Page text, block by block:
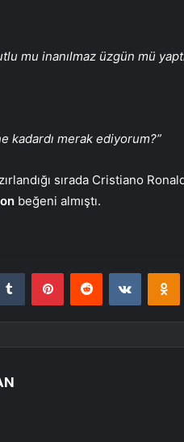
mu inanılmaz üzgün mü
kadardı merak ediyorum?”
sırada Cristiano
beğeni almıştı.
Tumblr PinterestReddit